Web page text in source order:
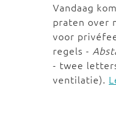
Vandaag
praten over
voor
regels -
- twee
ventilatie).